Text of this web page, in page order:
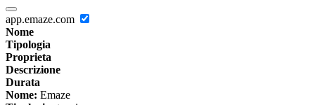
app.emaze.com
Nome
Tipologia
Proprieta
Descrizione
Durata
Nome: Emaze